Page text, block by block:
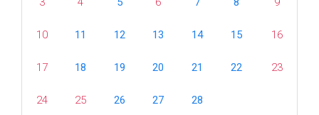
10 11 12 13 14 15 16
17 18 19 20 21 22 23
24 25 26 27 28